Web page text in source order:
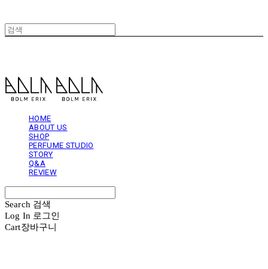
HOME
ABOUT US
SHOP
PERFUME STUDIO
STORY
Q&A
REVIEW
Search 검색
Log In 로그인
Cart장바구니